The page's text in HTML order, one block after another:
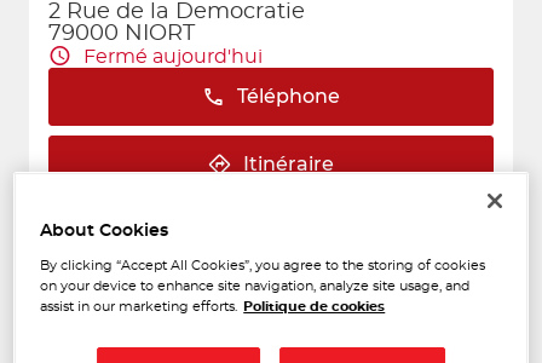
NOUS REJOINDRE
CONTACTEZ-NOUS
ESPACE ADHÉRENT
2 Rue de la Democratie
79000 NIORT
Fermé aujourd'hui
Téléphone
Itinéraire
+
About Cookies
By clicking “Accept All Cookies”, you agree to the storing of cookies
on your device to enhance site navigation, analyze site usage, and
assist in our marketing efforts.
Politique de cookies